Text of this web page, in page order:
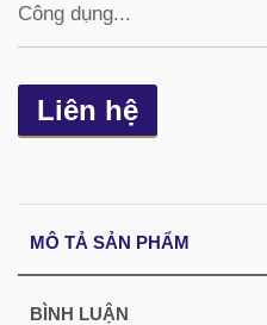
Công dụng...
Liên hệ
MÔ TẢ SẢN PHẨM
BÌNH LUẬN